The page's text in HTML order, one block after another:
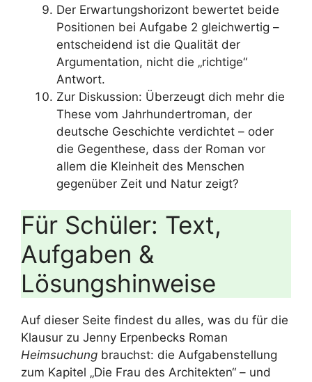
Der Erwartungshorizont bewertet beide
Positionen bei Aufgabe 2 gleichwertig –
entscheidend ist die Qualität der
Argumentation, nicht die „richtige“
Antwort.
Zur Diskussion: Überzeugt dich mehr die
These vom Jahrhundertroman, der
deutsche Geschichte verdichtet – oder
die Gegenthese, dass der Roman vor
allem die Kleinheit des Menschen
gegenüber Zeit und Natur zeigt?
Für Schüler: Text,
Aufgaben &
Lösungshinweise
Auf dieser Seite findest du alles, was du für die
Klausur zu Jenny Erpenbecks Roman
Heimsuchung brauchst: die Aufgabenstellung
zum Kapitel „Die Frau des Architekten“ – und